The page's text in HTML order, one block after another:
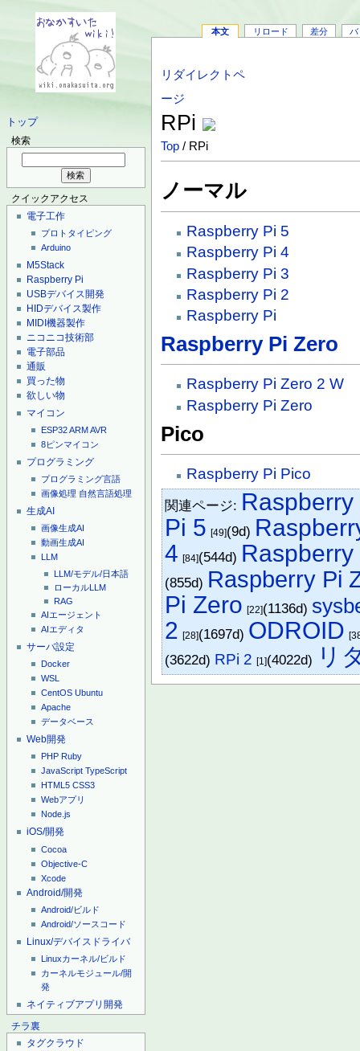
トップ
検索
クイックアクセス
電子工作
プロトタイピング
Arduino
M5Stack
Raspberry Pi
USBデバイス開発
HIDデバイス製作
MIDI機器製作
ニコニコ技術部
電子部品
通販
買った物
欲しい物
マイコン
ESP32ARMAVR
8ピンマイコン
プログラミング
プログラミング言語
画像処理 自然言語処理
生成AI
画像生成AI
動画生成AI
LLM
LLM/モデル/日本語
ローカルLLM
RAG
AIエージェント
AIエディタ
サーバ設定
Docker
WSL
CentOS Ubuntu
Apache
データベース
Web開発
PHP Ruby
JavaScript TypeScript
HTML5 CSS3
Webアプリ
Node.js
iOS/開発
Cocoa
Objective-C
Xcode
Android/開発
Android/ビルド
Android/ソースコード
Linux/デバイスドライバ
Linuxカーネル/ビルド
カーネルモジュール/開
発
ネイティブアプリ開発
チラ裏
タグクラウド
本文 リロード 差分 バ
リダイレクトペ
ージ
RPi
Top / RPi
ノーマル
Raspberry Pi 5
Raspberry Pi 4
Raspberry Pi 3
Raspberry Pi 2
Raspberry Pi
Raspberry Pi Zero
Raspberry Pi Zero 2 W
Raspberry Pi Zero
Pico
Raspberry Pi Pico
関連ページ:
Pi 5 [49](9d)
4 [84](544d) Raspberry
(855d) Raspberry Pi
Pi Zero [22](1136d)
2 [28](1697d) ODROID
(3622d) RPi 2 [1](4022d) リ